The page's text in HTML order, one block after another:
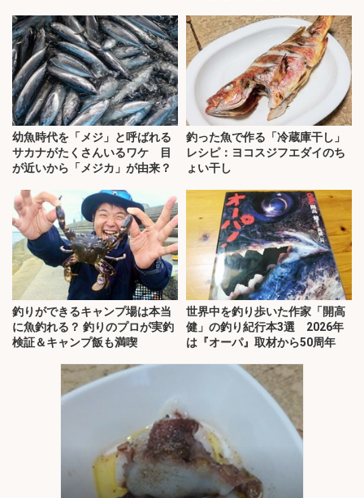
幼魚時代を「メジ」と呼ばれる
サカナがたくさんいるワケ 目
が近いから「メジカ」が由来？
釣った魚で作る「冷蔵庫干し」
レシピ：ヨコスジフエダイのち
ょい干し
釣りができるキャンプ場は本当
に魚釣れる？ 釣りのプロが実釣
検証＆キャンプ飯も満喫
世界中を釣り歩いた作家「開高
健」の釣り紀行本3選 2026年
は『オーパ』取材から50周年